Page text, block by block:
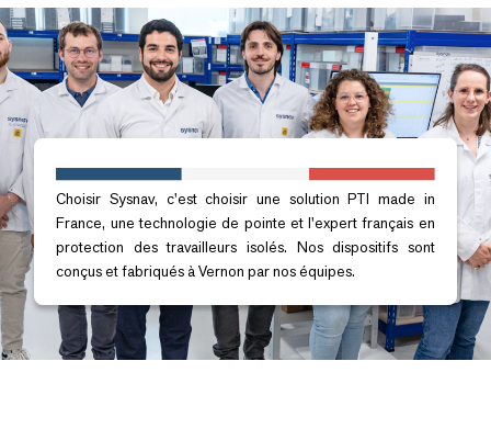
Choisir Sysnav, c'est choisir une solution PTI made in
France, une technologie de pointe et l'expert français en
protection des travailleurs isolés. Nos dispositifs sont
conçus et fabriqués à Vernon par nos équipes.